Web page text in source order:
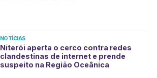
NOTÍCIAS
Niterói aperta o cerco contra redes
clandestinas de internet e prende
suspeito na Região Oceânica